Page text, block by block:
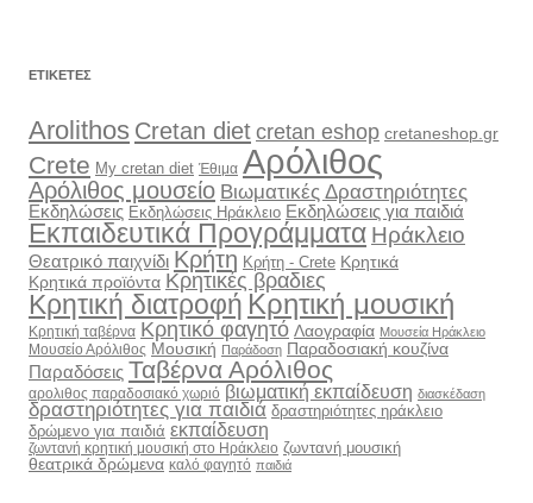
ΕΤΙΚΈΤΕΣ
Arolithos Cretan dietcretan eshop cretaneshop.gr
Crete My cretan diet Έθιμα Αρόλιθος
Αρόλιθος μουσείο Βιωματικές Δραστηριότητες
Εκδηλώσεις Εκδηλώσεις Ηράκλειο Εκδηλώσεις για παιδιά
Εκπαιδευτικά Προγράμματα Ηράκλειο
Θεατρικό παιχνίδι Κρήτη Κρήτη - Crete Κρητικά
Κρητικά προϊόντα Κρητικές βραδιες
Κρητική διατροφή Κρητική μουσική
Κρητική ταβέρνα Κρητικό φαγητό Λαογραφία Μουσεία Ηράκλειο
Μουσείο Αρόλιθος Μουσική Παράδοση Παραδοσιακή κουζίνα
Παραδόσεις Ταβέρνα Αρόλιθος
αρολιθος παραδοσιακό χωριό βιωματική εκπαίδευση διασκέδαση
δραστηριότητες για παιδιά δραστηριότητες ηράκλειο
δρώμενο για παιδιά εκπαίδευση
ζωντανή κρητική μουσική στο Ηράκλειο ζωντανή μουσική
θεατρικά δρώμενα καλό φαγητό παιδιά